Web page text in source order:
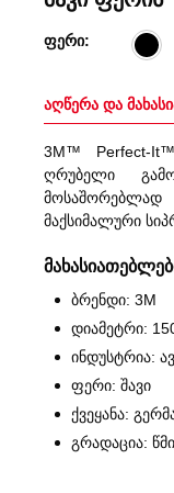
ფერი:
აღწერა და
3M™ Perfect-
ღრუბელი
მოსაშორებლად
მაქსიმალური
ბრენდი: 3M
დიამეტრი:
ინდუსტრია:
ფერი: შავი
ქვეყანა:
გრადაცია: